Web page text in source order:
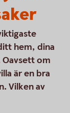
hem, dina
om
är en bra
Vilken av